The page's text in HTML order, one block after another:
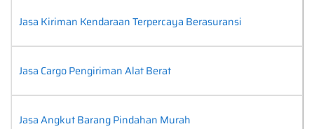
Jasa Kiriman Kendaraan Terpercaya Berasuransi
Jasa Cargo Pengiriman Alat Berat
Jasa Angkut Barang Pindahan Murah